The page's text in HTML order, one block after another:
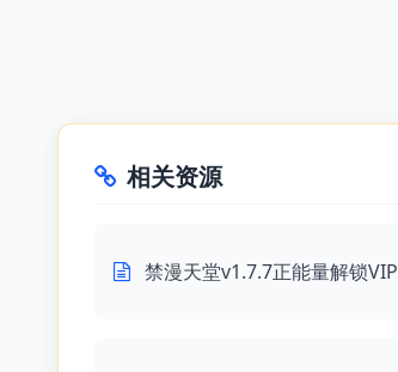
相关资源
禁漫天堂v1.7.7正能量解锁VIP